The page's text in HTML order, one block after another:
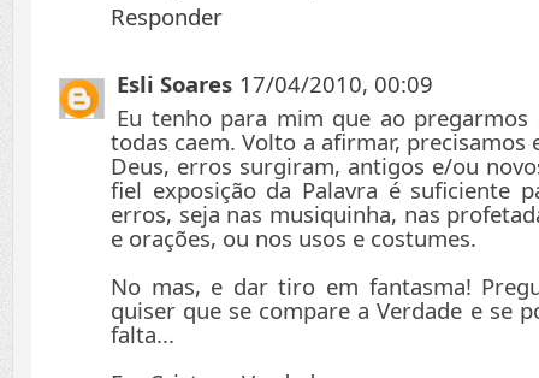
Responder
Esli Soares 17/04/2010, 00:09
Eu tenho para mim que ao pregarmos
todas caem. Volto a afirmar, precisamos
Deus, erros surgiram, antigos e/ou
fiel exposição da Palavra é suficiente
erros, seja nas musiquinha, nas
e orações, ou nos usos e costumes.
No mas, e dar tiro em fantasma!
quiser que se compare a Verdade e se
falta...